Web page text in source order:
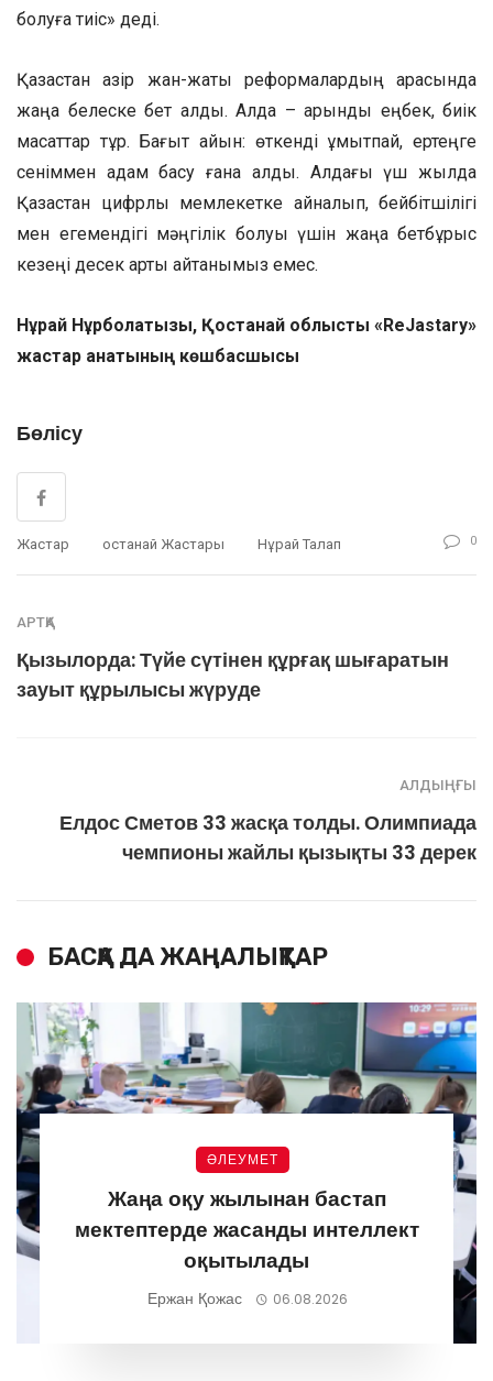
болуға тиіс» деді.
Қазақстан қазір жан-жақты реформалардың арқасында
жаңа белеске бет алды. Алда – қарқынды еңбек, биік
мақсаттар тұр. Бағыт айқын: өткенді ұмытпай, ертеңге
сеніммен қадам басу ғана қалды. Алдағы үш жылда
Қазақстан цифрлы мемлекетке айналып, бейбітшілігі
мен егемендігі мәңгілік болуы үшін жаңа бетбұрыс
кезеңі десек артық айтқанымыз емес.
Нұрай Нұрболатқызы, Қостанай облыстық «ReJastary»
жастар қанатының көшбасшысы
Бөлісу
Жастар Қостанай Жастары Нұрай Талап 0
АРТҚА
Қызылорда: Түйе сүтінен құрғақ шығаратын
зауыт құрылысы жүруде
АЛДЫҢҒЫ
Елдос Сметов 33 жасқа толды. Олимпиада
чемпионы жайлы қызықты 33 дерек
БАСҚА ДА ЖАҢАЛЫҚТАР
ӘЛЕУМЕТ
Жаңа оқу жылынан бастап
мектептерде жасанды интеллект
оқытылады
Ержан Қожас 06.08.2026